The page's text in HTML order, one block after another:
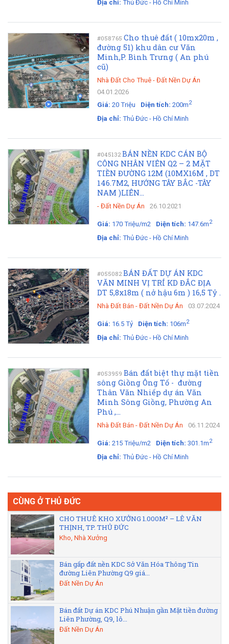
Địa chỉ: Thủ Đức - Hồ Chí Minh
#058765 Cho thuê đất ( 10mx20m ,
đường 51) khu dân cư Văn
Minh,P. Bình Trưng ( An phú
cũ)
Nhà Đất Cho Thuê - Đất Nền Dự Án
04.01.2026
Giá: 20 Triệu Diện tích: 200m2
Địa chỉ: Thủ Đức - Hồ Chí Minh
#045132 BÁN NỀN KDC CÁN BỘ
CÔNG NHÂN VIÊN Q2 – 2 MẶT
TIỀN ĐƯỜNG 12M (10MX16M , DT
146.7M2, HƯỚNG TÂY BẮC -TÂY
NAM )LIÊN...
- Đất Nền Dự Án 26.10.2021
Giá: 170 Triệu/m2 Diện tích: 147.6m2
Địa chỉ: Thủ Đức - Hồ Chí Minh
#055082 BÁN ĐẤT DỰ ÁN KDC
VĂN MINH VỊ TRÍ KD ĐẮC ĐỊA
DT 5,8x18m ( nở hậu 6m ) 16,5 Tỷ .
Nhà Đất Bán - Đất Nền Dự Án 03.07.2024
Giá: 16.5 Tỷ Diện tích: 106m2
Địa chỉ: Thủ Đức - Hồ Chí Minh
#053959 Bán đất biệt thự mặt tiền
sông Giồng Ông Tố - đường
Thân Văn Nhiếp dự án Văn
Minh Sông Giồng, Phường An
Phú ,...
Nhà Đất Bán - Đất Nền Dự Án 06.11.2024
Giá: 215 Triệu/m2 Diện tích: 301.1m2
Địa chỉ: Thủ Đức - Hồ Chí Minh
CÙNG Ở THỦ ĐỨC
CHO THUÊ KHO XƯỞNG 1.000M² – LÊ VĂN
THỊNH, TP. THỦ ĐỨC
Kho, Nhà Xưởng
Bán gấp đất nền KDC Sở Văn Hóa Thông Tin
đường Liên Phường Q9 giá...
Đất Nền Dự Án
Bán đất Dự án KDC Phú Nhuận gần Mặt tiền đường
Liên Phường, Q9, lô...
Đất Nền Dự Án